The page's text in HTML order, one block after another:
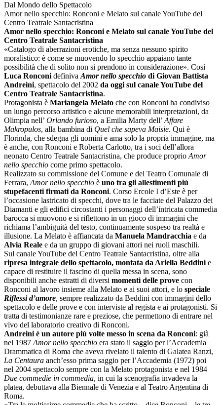
Dal Mondo dello Spettacolo
Amor nello specchio: Ronconi e Melato sul canale YouTube del
Centro Teatrale Santacristina
Amor nello specchio: Ronconi e Melato sul canale YouTube del
Centro Teatrale Santacristina
«Catalogo di aberrazioni erotiche, ma senza nessuno spirito
moralistico: è come se muovendo lo specchio appaiano tante
possibilità che di solito non si prendono in considerazione». Così
Luca Ronconi definiva Amor nello specchio di Giovan Battista
Andreini, spettacolo del 2002 da oggi sul canale YouTube del
Centro Teatrale Santacristina.
Protagonista è Mariangela Melato che con Ronconi ha condiviso
un lungo percorso artistico e alcune memorabili interpretazioni, da
Olimpia nell’ Orlando furioso, a Emilia Marty dell’ Affare
Makropulos, alla bambina di Quel che sapeva Maisie. Qui è
Florinda, che sdegna gli uomini e ama solo la propria immagine, ma
è anche, con Ronconi e Roberta Carlotto, tra i soci dell’allora
neonato Centro Teatrale Santacristina, che produce proprio Amor
nello specchio come primo spettacolo.
Realizzato su commissione del Comune e del Teatro Comunale di
Ferrara, Amor nello specchio è uno tra gli allestimenti più
stupefacenti firmati da Ronconi. Corso Ercole I d’Este è per
l’occasione lastricato di specchi, dove tra le facciate del Palazzo dei
Diamanti e gli edifici circostanti i personaggi dell’intricata commedia
barocca si muovono e si riflettono in un gioco di immagini che
richiama l’ambiguità del testo, continuamente sospeso tra realtà e
illusione. La Melato è affiancata da Manuela Mandracchia e da
Alvia Reale e da un gruppo di giovani attori nei ruoli maschili.
Sul canale YouTube del Centro Teatrale Santacristina, oltre alla
ripresa integrale dello spettacolo, montata da Ariella Beddini e
capace di restituire il fascino di quella messa in scena, sono
disponibili anche estratti di diversi momenti delle prove con
Ronconi al lavoro insieme alla Melato e ai suoi attori, e lo speciale
Riflessi d’amore, sempre realizzato da Beddini con immagini dello
spettacolo e delle prove e con interviste al regista e ai protagonisti. Si
tratta di testimonianze rare e preziose, che permettono di entrare nel
vivo del laboratorio creativo di Ronconi.
Andreini è un autore più volte messo in scena da Ronconi: già
nel 1987 Amor nello specchio era stato il saggio per l’Accademia
Drammatica di Roma che aveva rivelato il talento di Galatea Ranzi,
La Centaura anch’esso prima saggio per l’Accademia (1972) poi
nel 2004 spettacolo sempre con la Melato protagonista e nel 1984
Due commedie in commedia, in cui la scenografia invadeva la
platea, debuttava alla Biennale di Venezia e al Teatro Argentina di
Roma.